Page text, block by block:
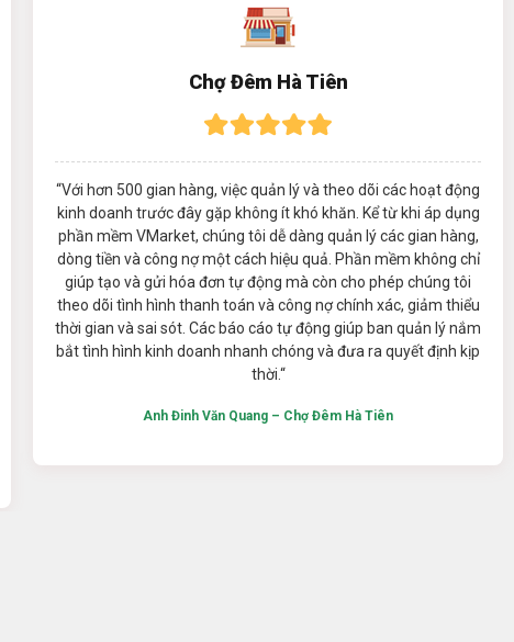
Chợ Đêm Hà Tiên
“Với hơn 500 gian hàng, việc quản lý và theo dõi các hoạt động
kinh doanh trước đây gặp không ít khó khăn. Kể từ khi áp dụng
phần mềm VMarket, chúng tôi dễ dàng quản lý các gian hàng,
dòng tiền và công nợ một cách hiệu quả. Phần mềm không chỉ
giúp tạo và gửi hóa đơn tự động mà còn cho phép chúng tôi
theo dõi tình hình thanh toán và công nợ chính xác, giảm thiểu
thời gian và sai sót. Các báo cáo tự động giúp ban quản lý nắm
bắt tình hình kinh doanh nhanh chóng và đưa ra quyết định kịp
thời.“
Anh Đinh Văn Quang – Chợ Đêm Hà Tiên